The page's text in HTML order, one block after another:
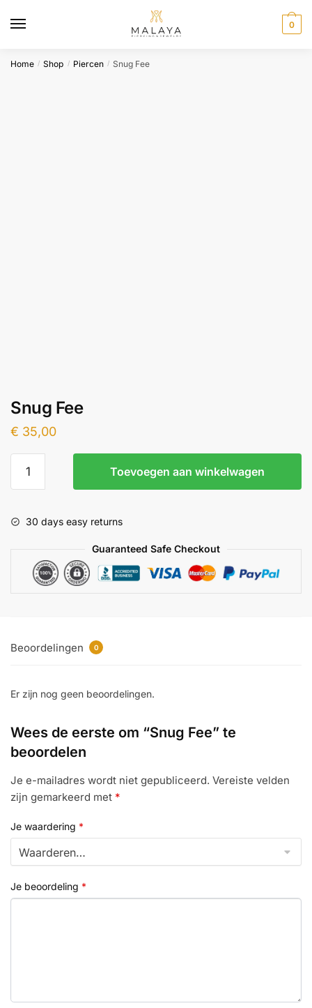
0
Home / Shop / Piercen / Snug Fee
Snug Fee
€ 35,00
Toevoegen aan winkelwagen
30 days easy returns
Guaranteed Safe Checkout
Beoordelingen 0
Er zijn nog geen beoordelingen.
Wees de eerste om “Snug Fee” te
beoordelen
Je e-mailadres wordt niet gepubliceerd. Vereiste velden
zijn gemarkeerd met *
Je waardering *
Je beoordeling *